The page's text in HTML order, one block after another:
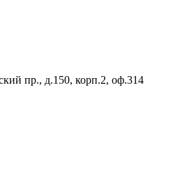
пр., д.150, корп.2, оф.314